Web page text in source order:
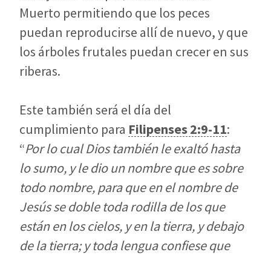
Muerto permitiendo que los peces
puedan reproducirse allí de nuevo, y que
los árboles frutales puedan crecer en sus
riberas.
Este también será el día del
cumplimiento para Filipenses 2:9-11:
“Por lo cual Dios también le exaltó hasta
lo sumo, y le dio un nombre que es sobre
todo nombre, para que en el nombre de
Jesús se doble toda rodilla de los que
están en los cielos, y en la tierra, y debajo
de la tierra; y toda lengua confiese que